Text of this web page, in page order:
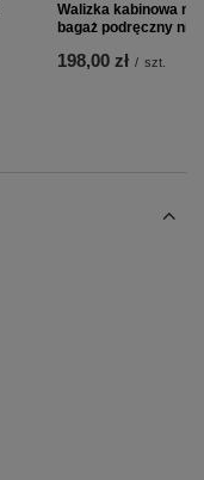
Walizka kabinowa na
bagaż podręczny
198,00 zł / szt.